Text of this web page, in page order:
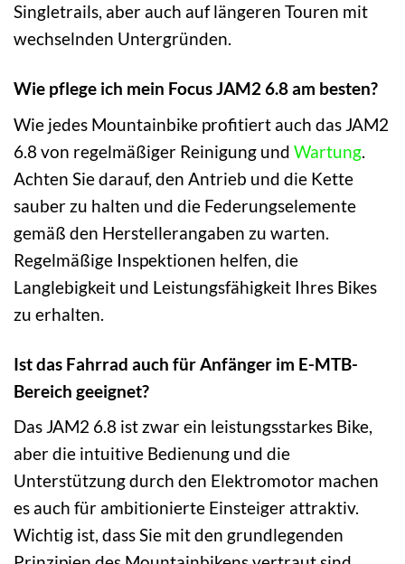
Singletrails, aber auch auf längeren Touren mit
wechselnden Untergründen.
Wie pflege ich mein Focus JAM2 6.8 am besten?
Wie jedes Mountainbike profitiert auch das JAM2
6.8 von regelmäßiger Reinigung und Wartung.
Achten Sie darauf, den Antrieb und die Kette
sauber zu halten und die Federungselemente
gemäß den Herstellerangaben zu warten.
Regelmäßige Inspektionen helfen, die
Langlebigkeit und Leistungsfähigkeit Ihres Bikes
zu erhalten.
Ist das Fahrrad auch für Anfänger im E-MTB-
Bereich geeignet?
Das JAM2 6.8 ist zwar ein leistungsstarkes Bike,
aber die intuitive Bedienung und die
Unterstützung durch den Elektromotor machen
es auch für ambitionierte Einsteiger attraktiv.
Wichtig ist, dass Sie mit den grundlegenden